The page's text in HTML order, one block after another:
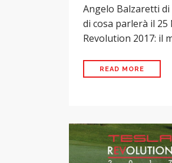
Angelo Balzaretti di
di cosa parlerà il
Revolution 2017: il
READ MORE